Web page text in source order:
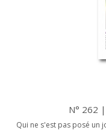
N° 262
Qui ne s'est pas posé un